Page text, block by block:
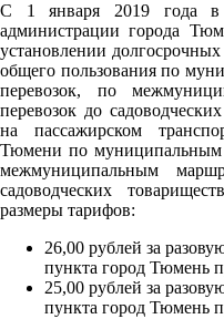
С 1 января 2019 года в
администрации города
установлении
общего пользования по
перевозок, по
перевозок до
на пассажирском
Тюмени по муниципальным
межмуниципальным
садоводческих
размеры тарифов:
26,00 рублей за
пункта город Тюмень
25,00 рублей за
пункта город Тюмень